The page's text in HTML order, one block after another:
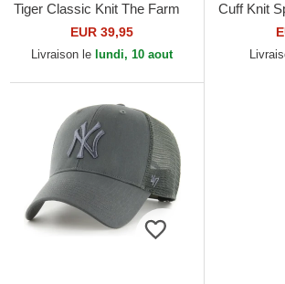
Tiger Classic Knit The Farm
Goorin Bros.EUR 39,95
Livraison le lundi, 10 aout
Cuff Knit
Dodgers